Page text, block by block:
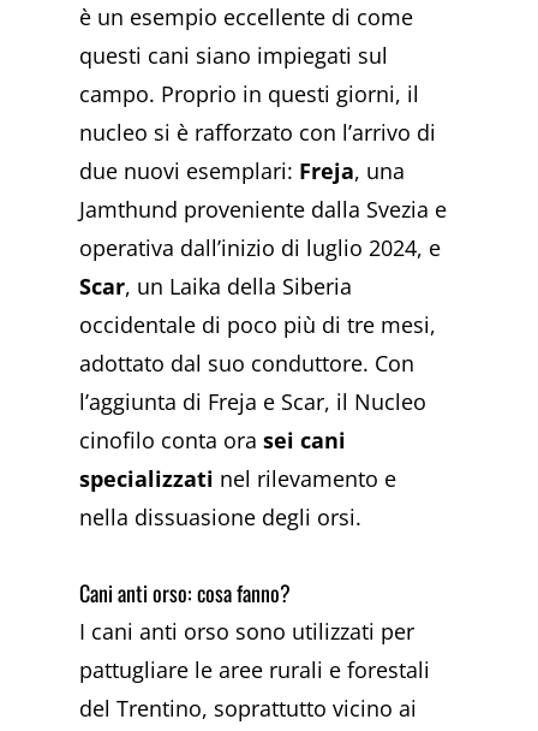
è un esempio eccellente di come
questi cani siano impiegati sul
campo. Proprio in questi giorni, il
nucleo si è rafforzato con l’arrivo di
due nuovi esemplari: Freja, una
Jamthund proveniente dalla Svezia e
operativa dall’inizio di luglio 2024, e
Scar, un Laika della Siberia
occidentale di poco più di tre mesi,
adottato dal suo conduttore. Con
l’aggiunta di Freja e Scar, il Nucleo
cinofilo conta orasei cani
specializzati nel rilevamento e
nella dissuasione degli orsi.
Cani anti orso: cosa fanno?
I cani anti orso sono utilizzati per
pattugliare le aree rurali e forestali
del Trentino, soprattutto vicino ai